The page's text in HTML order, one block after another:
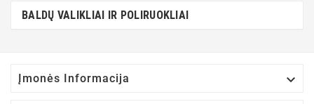
BALDŲ VALIKLIAI IR POLIRUOKLIAI
Įmonės Informacija 